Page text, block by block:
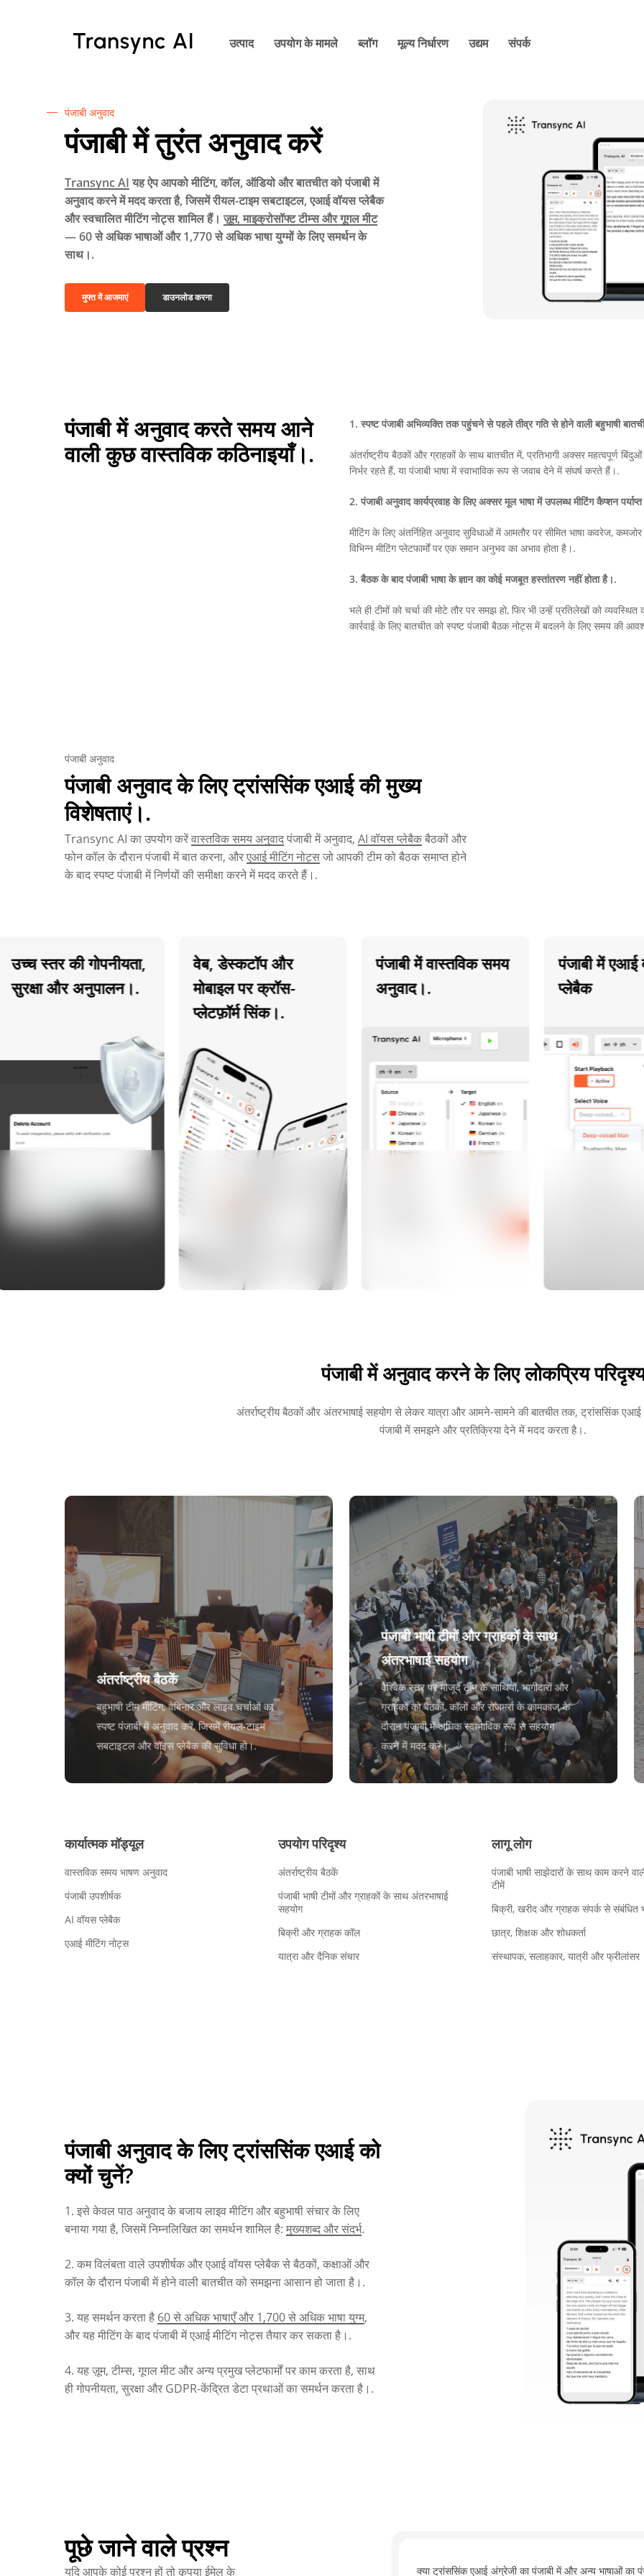
उत्पाद उपयोग के मामले ब्लॉग मूल्य निर्धारण उद्यम संपर्क
पंजाबी अनुवाद
पंजाबी में तुरंत अनुवाद करें
Transync AIयह ऐप आपको मीटिंग, कॉल, ऑडियो और बातचीत को पंजाबी में
अनुवाद करने में मदद करता है, जिसमें रीयल-टाइम सबटाइटल, एआई वॉयस प्लेबैक
और स्वचालित मीटिंग नोट्स शामिल हैं।ज़ूम, माइक्रोसॉफ्ट टीम्स और गूगल मीट
— 60 से अधिक भाषाओं और 1,770 से अधिक भाषा युग्मों के लिए समर्थन के
साथ।.
मुफ्त में आजमाएं डाउनलोड करना
पंजाबी में अनुवाद करते समय आने
वाली कुछ वास्तविक कठिनाइयाँ।.
1. स्पष्ट पंजाबी अभिव्यक्ति तक पहुंचने से पहले तीव्र गति से होने वाली बहुभाषी
अंतर्राष्ट्रीय बैठकों और ग्राहकों के साथ बातचीत में, प्रतिभागी अक्सर महत्वपूर्ण
निर्भर रहते हैं, या पंजाबी भाषा में स्वाभाविक रूप से जवाब देने में संघर्ष करते हैं।.
2. पंजाबी अनुवाद कार्यप्रवाह के लिए अक्सर मूल भाषा में उपलब्ध मीटिंग कैप्शन
मीटिंग के लिए अंतर्निहित अनुवाद सुविधाओं में आमतौर पर सीमित भाषा कवरेज,
विभिन्न मीटिंग प्लेटफार्मों पर एक समान अनुभव का अभाव होता है।.
3. बैठक के बाद पंजाबी भाषा के ज्ञान का कोई मजबूत हस्तांतरण नहीं होता है।.
भले ही टीमों को चर्चा की मोटे तौर पर समझ हो, फिर भी उन्हें प्रतिलेखों को
कार्रवाई के लिए बातचीत को स्पष्ट पंजाबी बैठक नोट्स में बदलने के लिए समय की
पंजाबी अनुवाद
पंजाबी अनुवाद के लिए ट्रांससिंक एआई की मुख्य
विशेषताएं।.
Transync AI का उपयोग करेंवास्तविक समय अनुवादपंजाबी में अनुवाद,AI वॉयस प्लेबैकबैठकों और
फोन कॉल के दौरान पंजाबी में बात करना, औरएआई मीटिंग नोट्सजो आपकी टीम को बैठक समाप्त होने
के बाद स्पष्ट पंजाबी में निर्णयों की समीक्षा करने में मदद करते हैं।.
पंजाबी में वास्तविक समय
अनुवाद।.
पंजाबी में एआई
प्लेबैक
स्तर की गोपनीयता,
और अनुपालन।.
वेब, डेस्कटॉप और
मोबाइल पर क्रॉस-
प्लेटफ़ॉर्म सिंक।.
पंजाबी में अनुवाद करने के लिए लोकप्रिय
अंतर्राष्ट्रीय बैठकों और अंतरभाषाई सहयोग से लेकर यात्रा और आमने-सामने की बातचीत तक, ट्रांससिंक एआई
पंजाबी में समझने और प्रतिक्रिया देने में मदद करता है।.
अंतर्राष्ट्रीय बैठकें
बहुभाषी टीम मीटिंग, वेबिनार और लाइव चर्चाओं का
स्पष्ट पंजाबी में अनुवाद करें, जिसमें रीयल-टाइम
सबटाइटल और वॉइस प्लेबैक की सुविधा हो।.
पंजाबी भाषी टीमों और ग्राहकों के साथ
अंतरभाषाई सहयोग
वैश्विक स्तर पर मौजूद टीम के साथियों, भागीदारों और
ग्राहकों को बैठकों, कॉलों और रोजमर्रा के कामकाज के
दौरान पंजाबी में अधिक स्वाभाविक रूप से सहयोग
करने में मदद करें।.
कार्यात्मक मॉड्यूल
वास्तविक समय भाषण अनुवाद
पंजाबी उपशीर्षक
AI वॉयस प्लेबैक
एआई मीटिंग नोट्स
उपयोग परिदृश्य
अंतर्राष्ट्रीय बैठकें
पंजाबी भाषी टीमों और ग्राहकों के साथ अंतरभाषाई
सहयोग
बिक्री और ग्राहक कॉल
यात्रा और दैनिक संचार
लागू लोग
पंजाबी भाषी साझेदारों के साथ काम करने
टीमें
बिक्री, खरीद और ग्राहक संपर्क से संबंधित
छात्र, शिक्षक और शोधकर्ता
संस्थापक, सलाहकार, यात्री और फ्रीलांसर
पंजाबी अनुवाद के लिए ट्रांससिंक एआई को
क्यों चुनें?
1. इसे केवल पाठ अनुवाद के बजाय लाइव मीटिंग और बहुभाषी संचार के लिए
बनाया गया है, जिसमें निम्नलिखित का समर्थन शामिल है: मुख्यशब्द और संदर्भ.
2. कम विलंबता वाले उपशीर्षक और एआई वॉयस प्लेबैक से बैठकों, कक्षाओं और
कॉल के दौरान पंजाबी में होने वाली बातचीत को समझना आसान हो जाता है।.
3. यह समर्थन करता है 60 से अधिक भाषाएँ और 1,700 से अधिक भाषा युग्म,
और यह मीटिंग के बाद पंजाबी में एआई मीटिंग नोट्स तैयार कर सकता है।.
4. यह ज़ूम, टीम्स, गूगल मीट और अन्य प्रमुख प्लेटफार्मों पर काम करता है, साथ
ही गोपनीयता, सुरक्षा और GDPR-केंद्रित डेटा प्रथाओं का समर्थन करता है।.
पूछे जाने वाले प्रश्न
यदि आपके कोई प्रश्न हों तो कृपया ईमेल के क्या ट्रांससिंक एआई अंग्रेजी का पंजाबी में और अन्य भाषाओं का